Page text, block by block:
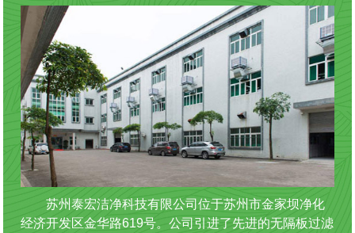
苏州泰宏洁净科技有限公司位于苏州市金家坝净化
经济开发区金华路619号。公司引进了先进的无隔板过滤